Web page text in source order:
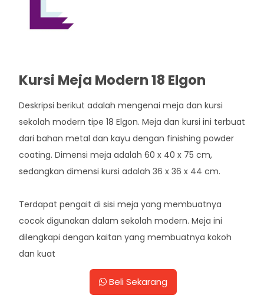
Kursi Meja Modern 18 Elgon
Deskripsi berikut adalah mengenai meja dan kursi
sekolah modern tipe 18 Elgon. Meja dan kursi ini terbuat
dari bahan metal dan kayu dengan finishing powder
coating. Dimensi meja adalah 60 x 40 x 75 cm,
sedangkan dimensi kursi adalah 36 x 36 x 44 cm.
Terdapat pengait di sisi meja yang membuatnya
cocok digunakan dalam sekolah modern. Meja ini
dilengkapi dengan kaitan yang membuatnya kokoh
dan kuat
Beli Sekarang